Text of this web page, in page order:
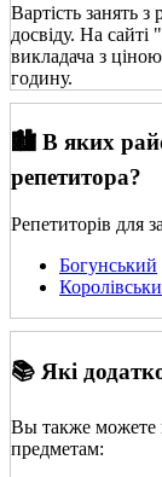
Вартість занять
досвіду. На
викладача з
годину.
🏙️ В яких
репетитора?
Репетиторів для
Богунський
📚 Які
Вы также можете
предметам: